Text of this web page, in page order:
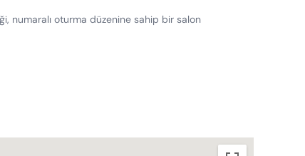
numaralı oturma düzenine sahip bir salon